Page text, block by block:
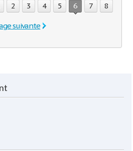
2 3 4 5 6 7 8
suivante